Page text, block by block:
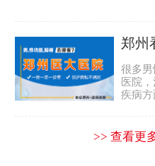
郑州
很多
医院
疾病
>> 查看更